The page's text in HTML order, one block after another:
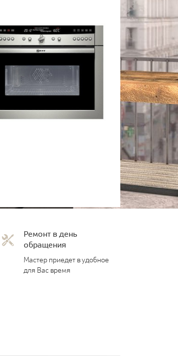
Ремонт в день
обращения
Мастер приедет в удобное
для Вас время